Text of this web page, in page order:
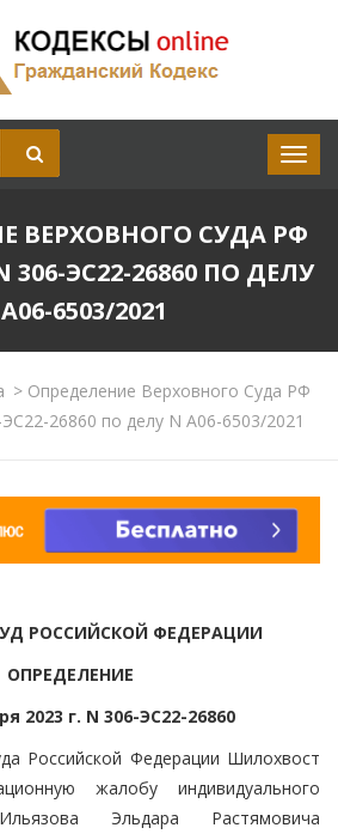
ВЕРХОВНОГО СУДА РФ
306-ЭС22-26860 ПО ДЕЛУ
6503/2021
>Определение Верховного Суда РФ
26860 по делу N А06-6503/2021
РОССИЙСКОЙ ФЕДЕРАЦИИ
ОПРЕДЕЛЕНИЕ
2023 г. N 306-ЭС22-26860
Российской Федерации Шилохвост
жалобу индивидуального
Эльдара Растямовича